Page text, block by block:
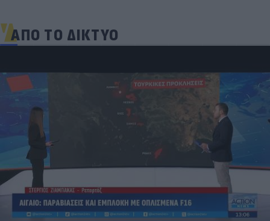
ΑΠΟ ΤΟ ΔΙΚΤΥΟ